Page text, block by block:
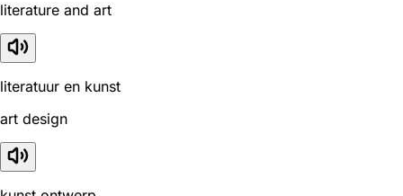
literature and art
literatuur en kunst
art design